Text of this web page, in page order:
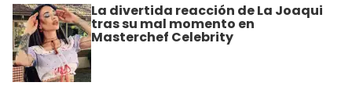
La divertida reacción de La Joaqui
tras su mal momento en
Masterchef Celebrity